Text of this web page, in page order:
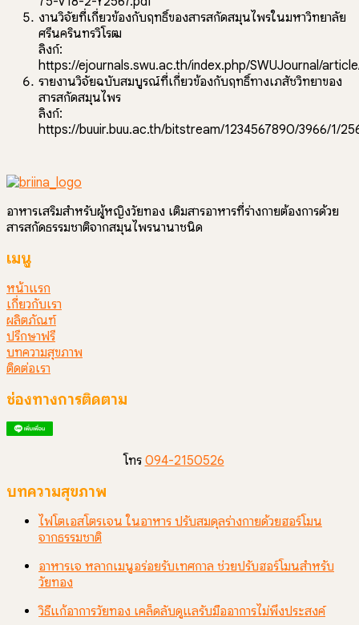
งานวิจัยที่เกี่ยวข้องกับฤทธิ์ของสารสกัดสมุนไพรในมหาวิทยาลัย
ศรีนครินทรวิโรฒ
ลิงก์:
https://ejournals.swu.ac.th/index.php/SWUJournal/
รายงานวิจัยฉบับสมบูรณ์ที่เกี่ยวข้องกับฤทธิ์ทางเภสัชวิทยาของ
สารสกัดสมุนไพร
ลิงก์:
https://buuir.buu.ac.th/bitstream/1234567890/3966/1/
อาหารเสริมสำหรับผู้หญิงวัยทอง เติมสารอาหารที่ร่างกายต้องการด้วย
สารสกัดธรรมชาติจากสมุนไพรนานาชนิด
เมนู
หน้าแรก
เกี่ยวกับเรา
ผลิตภัณฑ์
ปรึกษาฟรี
บทความสุขภาพ
ติดต่อเรา
ช่องทางการติดตาม
โทร 094-2150526
บทความสุขภาพ
ไฟโตเอสโตรเจน ในอาหาร ปรับสมดุลร่างกายด้วยฮอร์โมน
จากธรรมชาติ
อาหารเจ หลากเมนูอร่อยรับเทศกาล ช่วยปรับฮอร์โมนสำหรับ
วัยทอง
วิธีแก้อาการวัยทอง เคล็ดลับดูแลรับมืออาการไม่พึงประสงค์